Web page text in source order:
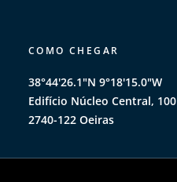
COMO CHEGAR
38°44'26.1"N 9°18'15.0"W
Edifício Núcleo Central, 100
2740-122 Oeiras